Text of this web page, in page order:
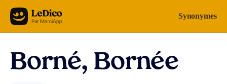
Aller au contenu Synonymes
Borné, Bornée